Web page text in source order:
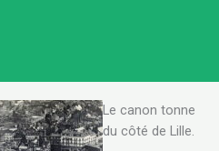
Le canon tonne
du côté de Lille.